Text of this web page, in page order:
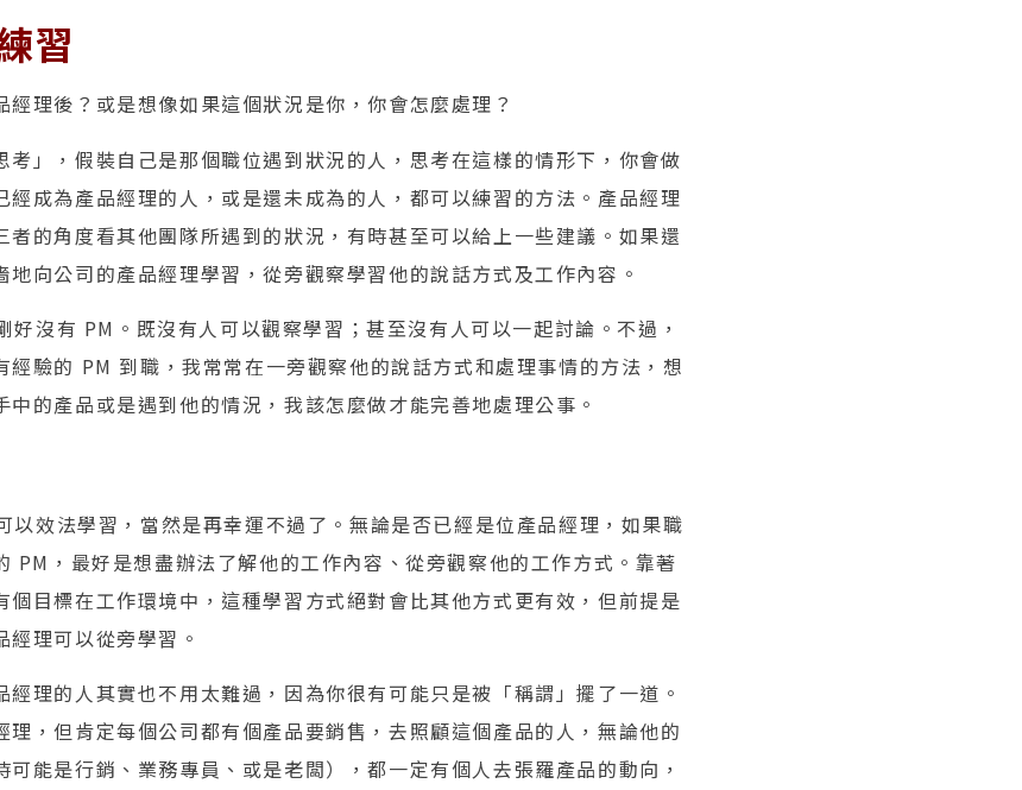
習
理後？或是想像如果這個狀況是你，你會怎麼處理？
考」，假裝自己是那個職位遇到狀況的人，思考在這樣的情形下，你會做
經成為產品經理的人，或是還未成為的人，都可以練習的方法。產品經理
者的角度看其他團隊所遇到的狀況，有時甚至可以給上一些建議。如果還
地向公司的產品經理學習，從旁觀察學習他的說話方式及工作內容。
好沒有 PM。既沒有人可以觀察學習；甚至沒有人可以一起討論。不過，
經驗的 PM 到職，我常常在一旁觀察他的說話方式和處理事情的方法，想
的產品或是遇到他的情況，我該怎麼做才能完善地處理公事。
以效法學習，當然是再幸運不過了。無論是否已經是位產品經理，如果職
PM，最好是想盡辦法了解他的工作內容、從旁觀察他的工作方式。靠著
個目標在工作環境中，這種學習方式絕對會比其他方式更有效，但前提是
理可以從旁學習。
理的人其實也不用太難過，因為你很有可能只是被「稱謂」擺了一道。
理，但肯定每個公司都有個產品要銷售，去照顧這個產品的人，無論他的
能是行銷、業務專員、或是老闆），都一定有個人去張羅產品的動向，